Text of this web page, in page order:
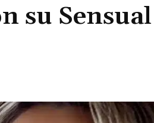
su Sensual